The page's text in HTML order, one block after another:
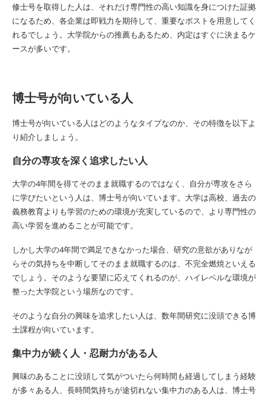
修士号を取得した人は、それだけ専門性の高い知識を身につけた証拠
になるため、各企業は即戦力を期待して、重要なポストを用意してく
れるでしょう。大学院からの推薦もあるため、内定はすぐに決まるケ
ースが多いです。
博士号が向いている人
博士号が向いている人はどのようなタイプなのか、その特徴を以下よ
り紹介しましょう。
自分の専攻を深く追求したい人
大学の4年間を得てそのまま就職するのではなく、自分が専攻をさら
に学びたいという人は、博士号が向いています。大学は高校、過去の
義務教育よりも学習のための環境が充実しているので、より専門性の
高い学習を進めることが可能です。
しかし大学の4年間で満足できなかった場合、研究の意欲がありなが
らその気持ちを中断してそのまま就職するのは、不完全燃焼といえる
でしょう。そのような要望に応えてくれるのが、ハイレベルな環境が
整った大学院という場所なのです。
そのような自分の興味を追求したい人は、数年間研究に没頭できる博
士課程が向いています。
集中力が続く人・忍耐力がある人
興味のあることに没頭して気がついたら何時間も経過してしまう経験
が多々ある人、長時間気持ちが途切れない集中力のある人は、博士号